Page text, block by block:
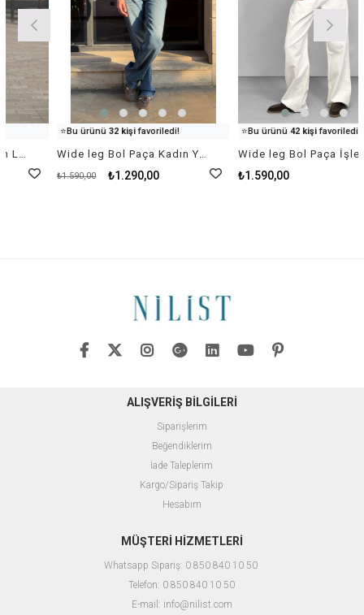
👀 Şu an 60 kişiinceliyor!
Bu ürünü32 kişifavoriledi!
sepetine ekledi!
Wide leg Bol Paça Kadın Yıkamalı Lacivert Denim Jean Kot Pantolon
₺1.290,00
₺1.590,00
inceliyor!
Bu ürünü42 kişifavoriledi!
sepetine ekledi!
Wide leg Bol Paça İşleme Detaylı Kadın Ekru Denim Jean Kot Pantolon
₺1.590,00
ALIŞVERİŞ BİLGİLERİ
Siparişlerim
Beğendiklerim
İade Taleplerim
Kargo/Sipariş Takip
Hesabım
MÜŞTERİ HİZMETLERİ
Whatsapp Sipariş: 0 850 840 10 50
Telefon: 0 850 840 10 50
E-mail: info@nilist.com